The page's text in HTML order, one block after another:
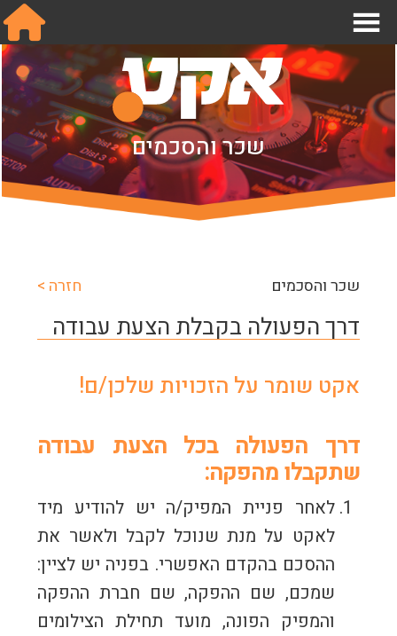
אודות
מחלקות
תנאי עבודה בהפקות
הצטרפו אלינו
צור קשר
שכר והסכמים
שכר והסכמים חזרה >
דרך הפעולה בקבלת הצעת עבודה
אקט שומר על הזכויות שלכן/ם!
דרך הפעולה בכל הצעת עבודה
שתקבלו מהפקה:
לאחר פניית המפיק/ה יש להודיע מיד
לאקט על מנת שנוכל לקבל ולאשר את
ההסכם בהקדם האפשרי. בפניה יש לציין:
שמכם, שם ההפקה, שם חברת ההפקה
והמפיק הפונה, מועד תחילת הצילומים